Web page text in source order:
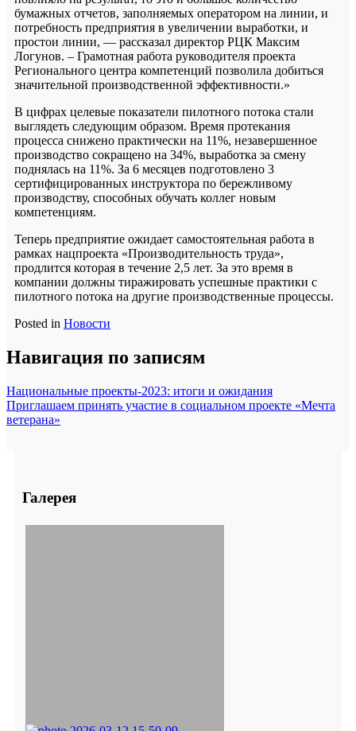
бумажных отчетов, заполняемых оператором на линии, и
потребность предприятия в увеличении выработки, и
простои линии, — рассказал директор РЦК Максим
Логунов. – Грамотная работа руководителя проекта
Регионального центра компетенций позволила добиться
значительной производственной эффективности.»
В цифрах целевые показатели пилотного потока стали
выглядеть следующим образом. Время протекания
процесса снижено практически на 11%, незавершенное
производство сокращено на 34%, выработка за смену
поднялась на 11%. За 6 месяцев подготовлено 3
сертифицированных инструктора по бережливому
производству, способных обучать коллег новым
компетенциям.
Теперь предприятие ожидает самостоятельная работа в
рамках нацпроекта «Производительность труда»,
продлится которая в течение 2,5 лет. За это время в
компании должны тиражировать успешные практики с
пилотного потока на другие производственные процессы.
Posted in Новости
Навигация по записям
Национальные проекты-2023: итоги и ожидания
Приглашаем принять участие в социальном проекте «Мечта
ветерана»
Галерея